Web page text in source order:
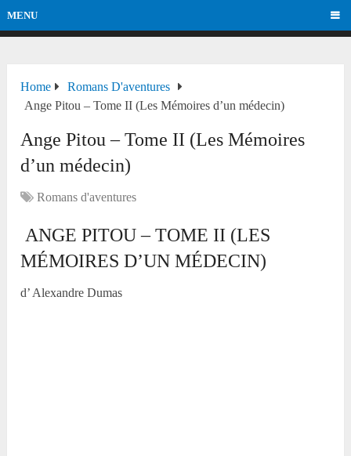
MENU
Home
Romans D'aventures
Ange Pitou – Tome II (Les Mémoires d’un médecin)
Ange Pitou – Tome II (Les Mémoires
d’un médecin)
Romans d'aventures
ANGE PITOU – TOME II (LES
MÉMOIRES D’UN MÉDECIN)
d’ Alexandre Dumas